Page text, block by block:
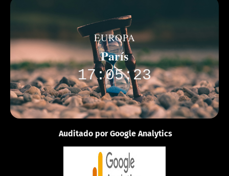
EUROPA
París
17:05:23
Auditado por Google Analytics